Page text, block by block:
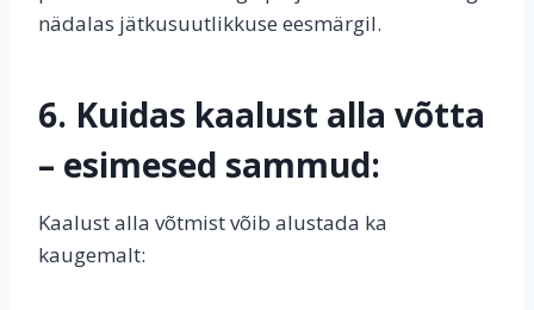
nädalas jätkusuutlikkuse eesmärgil.
6. Kuidas kaalust alla võtta
– esimesed sammud:
Kaalust alla võtmist võib alustada ka
kaugemalt: